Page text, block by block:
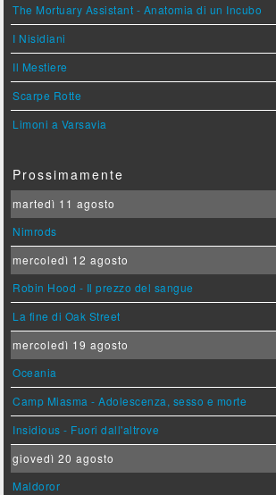
The Mortuary Assistant - Anatomia di un Incubo
I Nisidiani
Il Mestiere
Scarpe Rotte
Limoni a Varsavia
Prossimamente
martedì 11 agosto
Nimrods
mercoledì 12 agosto
Robin Hood - Il prezzo del sangue
La fine di Oak Street
mercoledì 19 agosto
Oceania
Camp Miasma - Adolescenza, sesso e morte
Insidious - Fuori dall'altrove
giovedì 20 agosto
Maldoror